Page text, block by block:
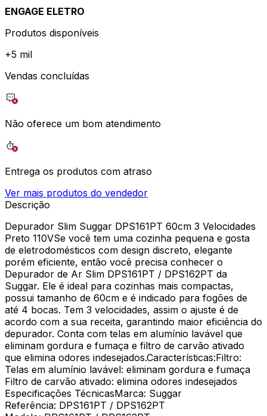
ENGAGE ELETRO
Produtos disponíveis
+5 mil
Vendas concluídas
Não oferece um bom atendimento
Entrega os produtos com atraso
Ver mais produtos do vendedor
Descrição
Depurador Slim Suggar DPS161PT 60cm 3 Velocidades
Preto 110VSe você tem uma cozinha pequena e gosta
de eletrodomésticos com design discreto, elegante
porém eficiente, então você precisa conhecer o
Depurador de Ar Slim DPS161PT / DPS162PT da
Suggar. Ele é ideal para cozinhas mais compactas,
possui tamanho de 60cm e é indicado para fogões de
até 4 bocas. Tem 3 velocidades, assim o ajuste é de
acordo com a sua receita, garantindo maior eficiência do
depurador. Conta com telas em alumínio lavável que
eliminam gordura e fumaça e filtro de carvão ativado
que elimina odores indesejados.Características:Filtro:
Telas em alumínio lavável: eliminam gordura e fumaça
Filtro de carvão ativado: elimina odores indesejados
Especificações TécnicasMarca: Suggar
Referência: DPS161PT / DPS162PT